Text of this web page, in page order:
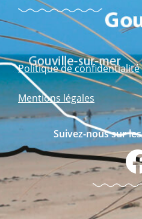
Politique de confidentialité
Mentions légales
Suivez-nous sur